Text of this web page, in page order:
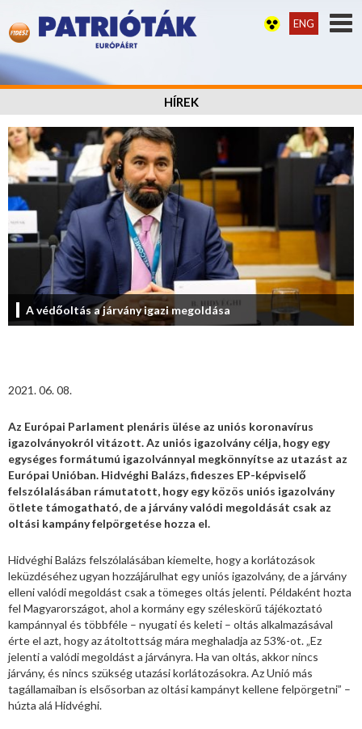
ENG
HÍREK
A védőoltás a járvány igazi megoldása
2021. 06. 08.
Az Európai Parlament plenáris ülése az uniós koronavírus
igazolványokról vitázott. Az uniós igazolvány célja, hogy egy
egységes formátumú igazolvánnyal megkönnyítse az utazást az
Európai Unióban. Hidvéghi Balázs, fideszes EP-képviselő
felszólalásában rámutatott, hogy egy közös uniós igazolvány
ötlete támogatható, de a járvány valódi megoldását csak az
oltási kampány felpörgetése hozza el.
Hidvéghi Balázs felszólalásában kiemelte, hogy a korlátozások
leküzdéséhez ugyan hozzájárulhat egy uniós igazolvány, de a járvány
elleni valódi megoldást csak a tömeges oltás jelenti. Példaként hozta
fel Magyarországot, ahol a kormány egy széleskörű tájékoztató
kampánnyal és többféle – nyugati és keleti – oltás alkalmazásával
érte el azt, hogy az átoltottság mára meghaladja az 53%-ot. „Ez
jelenti a valódi megoldást a járványra. Ha van oltás, akkor nincs
járvány, és nincs szükség utazási korlátozásokra. Az Unió más
tagállamaiban is elsősorban az oltási kampányt kellene felpörgetni” –
húzta alá Hidvéghi.